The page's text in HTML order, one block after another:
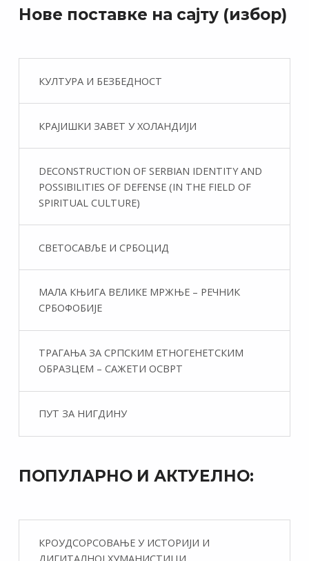
Нове поставке на сајту (избор)
КУЛТУРА И БЕЗБЕДНОСТ
КРАЈИШКИ ЗАВЕТ У ХОЛАНДИЈИ
DECONSTRUCTION OF SERBIAN IDENTITY AND
POSSIBILITIES OF DEFENSE (IN THE FIELD OF
SPIRITUAL CULTURE)
СВЕТОСАВЉЕ И СРБОЦИД
МАЛА КЊИГА ВЕЛИКЕ МРЖЊЕ – РЕЧНИК
СРБОФОБИЈЕ
ТРАГАЊА ЗА СРПСКИМ ЕТНОГЕНЕТСКИМ
ОБРАЗЦЕМ – САЖЕТИ ОСВРТ
ПУТ ЗА НИГДИНУ
ПОПУЛАРНО И АКТУЕЛНО:
КРОУДСОРСОВАЊЕ У ИСТОРИЈИ И
ДИГИТАЛНОЈ ХУМАНИСТИЦИ